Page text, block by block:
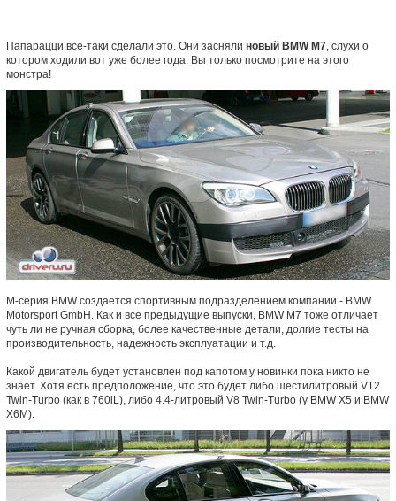
Папарацци всё-таки сделали это. Они засняли новый BMW M7, слухи о
котором ходили вот уже более года. Вы только посмотрите на этого
монстра!
M-серия BMW создается спортивным подразделением компании - BMW
Motorsport GmbH. Как и все предыдущие выпуски, BMW M7 тоже отличает
чуть ли не ручная сборка, более качественные детали, долгие тесты на
производительность, надежность эксплуатации и т.д.
Какой двигатель будет установлен под капотом у новинки пока никто не
знает. Хотя есть предположение, что это будет либо шестилитровый V12
Twin-Turbo (как в 760iL), либо 4.4-литровый V8 Twin-Turbo (у BMW X5 и BMW
X6M).